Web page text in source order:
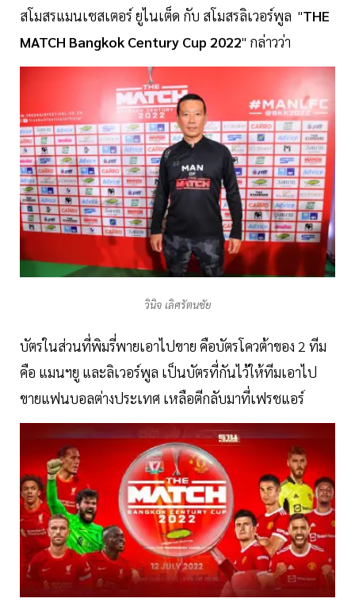
สโมสรแมนเชสเตอร์ ยูไนเต็ด กับ สโมสรลิเวอร์พูล "THE
MATCH Bangkok Century Cup 2022" กล่าวว่า
วินิจ เลิศรัตนชัย
บัตรในส่วนที่พิมรี่พายเอาไปขาย คือบัตรโควต้าของ 2 ทีม
คือ แมนฯยู​ และลิเวอร์พูล เป็นบัตรที่กันไว้ให้ทีมเอาไป
ขายแฟนบอลต่างประเทศ เหลือตีกลับมาที่เฟรชแอร์​